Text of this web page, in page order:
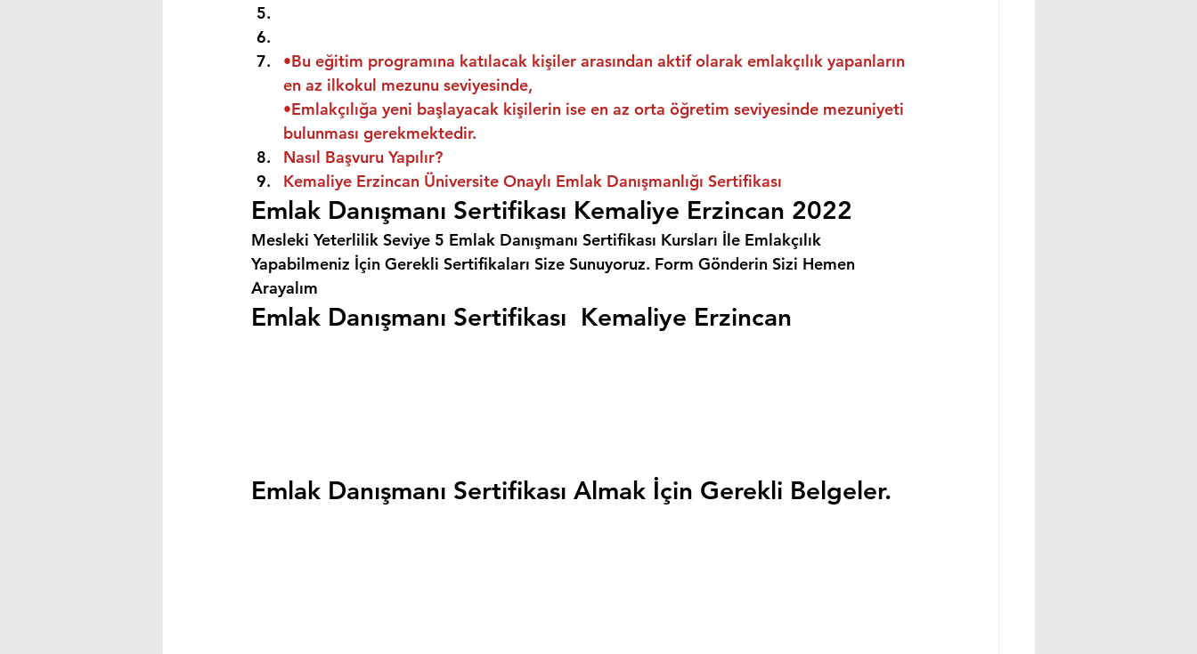
•Bu eğitim programına katılacak kişiler arasından aktif olarak emlakçılık yapanların
en az ilkokul mezunu seviyesinde,
•Emlakçılığa yeni başlayacak kişilerin ise en az orta öğretim seviyesinde mezuniyeti
bulunması gerekmektedir.
Nasıl Başvuru Yapılır?
Kemaliye Erzincan Üniversite Onaylı Emlak Danışmanlığı Sertifikası
Emlak Danışmanı Sertifikası Kemaliye Erzincan 2022
Mesleki Yeterlilik Seviye 5 Emlak Danışmanı Sertifikası Kursları İle Emlakçılık
Yapabilmeniz İçin Gerekli Sertifikaları Size Sunuyoruz. Form Gönderin Sizi Hemen
Arayalım
Emlak Danışmanı Sertifikası  Kemaliye Erzincan
Emlak Danışmanı Sertifikası Almak İçin Gerekli Belgeler.